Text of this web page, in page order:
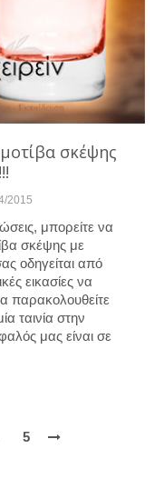
σκέψης
2015
μπορείτε να
σκέψης με
οδηγείται από
εικασίες να
παρακολουθείτε
ταινία στην
μας είναι σε
5